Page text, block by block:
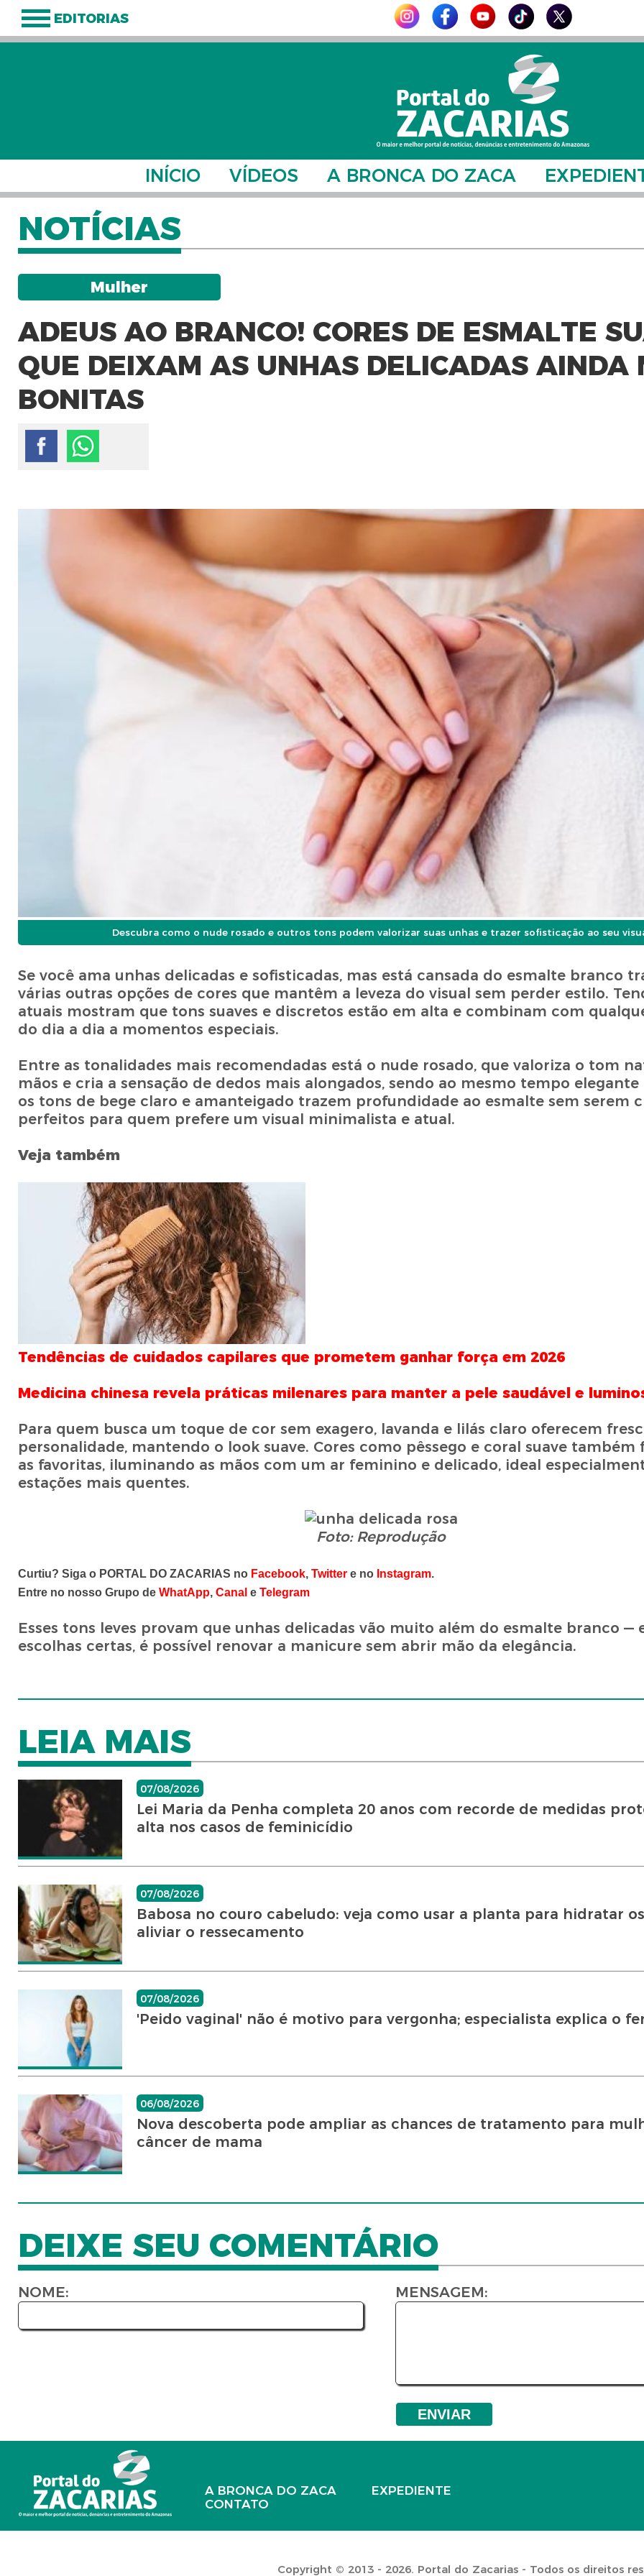
EDITORIAS
INÍCIO VÍDEOS A BRONCA DO ZACA
NOTÍCIAS
Mulher
ADEUS AO BRANCO! CORES DE ESMALTE
QUE DEIXAM AS UNHAS DELICADAS AINDA
BONITAS
Descubra como o nude rosado e outros tons podem valorizar suas unhas e trazer sofisticação ao seu
Se você ama unhas delicadas e sofisticadas, mas está cansada do esmalte branco
várias outras opções de cores que mantêm a leveza do visual sem perder estilo.
atuais mostram que tons suaves e discretos estão em alta e combinam com
do dia a dia a momentos especiais.
Entre as tonalidades mais recomendadas está o nude rosado, que valoriza o tom
mãos e cria a sensação de dedos mais alongados, sendo ao mesmo tempo elegante
os tons de bege claro e amanteigado trazem profundidade ao esmalte sem serem
perfeitos para quem prefere um visual minimalista e atual.
Veja também
Tendências de cuidados capilares que prometem ganhar força em 2026
Medicina chinesa revela práticas milenares para manter a pele saudável e
Para quem busca um toque de cor sem exagero, lavanda e lilás claro oferecem
personalidade, mantendo o look suave. Cores como pêssego e coral suave
as favoritas, iluminando as mãos com um ar feminino e delicado, ideal
estações mais quentes.
Foto: Reprodução
Curtiu? Siga o PORTAL DO ZACARIAS no Facebook, Twittere no Instagram.
Entre no nosso Grupo de WhatApp, Canal e Telegram
Esses tons leves provam que unhas delicadas vão muito além do esmalte branco —
escolhas certas, é possível renovar a manicure sem abrir mão da elegância.
LEIA MAIS
07/08/2026
Lei Maria da Penha completa 20 anos com recorde de medidas
alta nos casos de feminicídio
07/08/2026
Babosa no couro cabeludo: veja como usar a planta para hidratar
aliviar o ressecamento
07/08/2026
'Peido vaginal' não é motivo para vergonha; especialista explica o
06/08/2026
Nova descoberta pode ampliar as chances de tratamento para
câncer de mama
DEIXE SEU COMENTÁRIO
NOME: MENSAGEM:
A BRONCA DO ZACA
EXPEDIENTE
CONTATO
Copyright © 2013 - 2026. Portal do Zacarias - Todos os direitos